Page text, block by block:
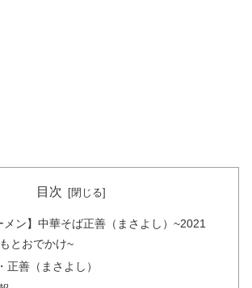
目次
メン】中華そば正善（まさよし）~2021
とおでかけ~
正善（まさよし）